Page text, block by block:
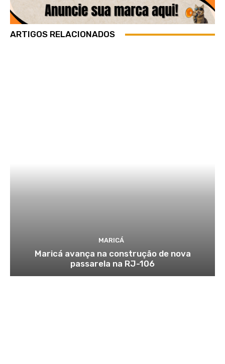
ARTIGOS RELACIONADOS
MARICÁ
Maricá avança na construção de nova
passarela na RJ-106